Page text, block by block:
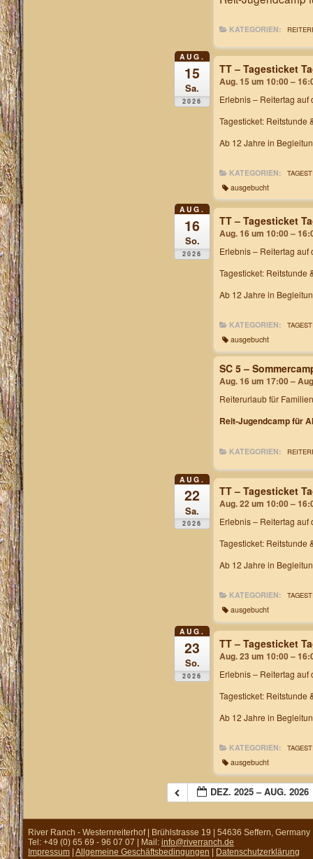
KATEGORIEN:
AUG.
15
Sa.
2026
TT – Tagesticket
Aug. 15 um 10:00 –
Erlebnis – Reitertag auf
Tagesticket: Reitstunde
Ab 12 Jahre in
KATEGORIEN:
ausgebucht
AUG.
16
So.
2026
TT – Tagesticket
Aug. 16 um 10:00 –
Erlebnis – Reitertag auf
Tagesticket: Reitstunde
Ab 12 Jahre in
KATEGORIEN:
ausgebucht
SC 5 –
Aug. 16 um 17:00 –
Reiterurlaub für Familien
Reit-Jugendcamp für
KATEGORIEN:
AUG.
22
Sa.
2026
TT – Tagesticket
Aug. 22 um 10:00 –
Erlebnis – Reitertag auf
Tagesticket: Reitstunde
Ab 12 Jahre in
KATEGORIEN:
ausgebucht
AUG.
23
So.
2026
TT – Tagesticket
Aug. 23 um 10:00 –
Erlebnis – Reitertag auf
Tagesticket: Reitstunde
Ab 12 Jahre in
KATEGORIEN:
ausgebucht
DEZ. 2025 – AUG. 2026
River Ranch - Westernreiterhof | Brühlstrasse 19 | 54636 Seffern, Germany
Tel: +49 (0) 65 69 - 96 07 07 | Mail: info@riverranch.de
Impressum | Allgemeine Geschäftsbedingungen | Datenschutzerklärung